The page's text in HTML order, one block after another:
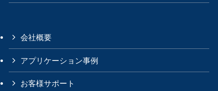
会社概要
アプリケーション事例
お客様サポート